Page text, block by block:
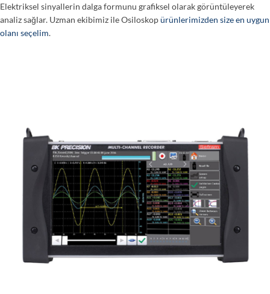
Elektriksel sinyallerin dalga formunu grafiksel olarak görüntüleyerek
analiz sağlar. Uzman ekibimiz ile Osiloskopürünlerimizden size en uygun
olanı seçelim.